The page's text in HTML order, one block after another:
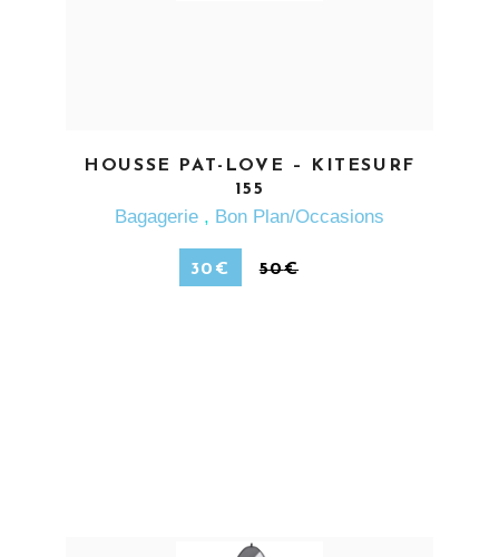
EN SAVOIR PLUS
HOUSSE PAT-LOVE – KITESURF
155
Bagagerie , Bon Plan/Occasions
30 € 50€